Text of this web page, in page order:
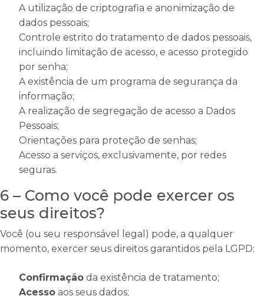
A utilização de criptografia e anonimização de
dados pessoais;
Controle estrito do tratamento de dados pessoais,
incluindo limitação de acesso, e acesso protegido
por senha;
A existência de um programa de segurança da
informação;
A realização de segregação de acesso a Dados
Pessoais;
Orientações para proteção de senhas;
Acesso a serviços, exclusivamente, por redes
seguras.
6 – Como você pode exercer os
seus direitos?
Você (ou seu responsável legal) pode, a qualquer
momento, exercer seus direitos garantidos pela LGPD:
Confirmação da existência de tratamento;
Acesso aos seus dados;